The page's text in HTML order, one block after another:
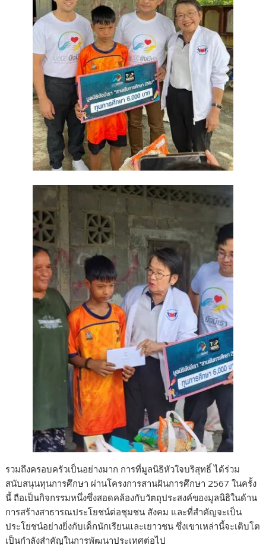
รวมถึงครอบครัวเป็นอย่างมาก การที่มูลนิธิหัวใจบริสุทธิ์ ได้ร่วม
สนับสนุนทุนการศึกษา ผ่านโครงการสานฝันการศึกษา 2567 ในครั้ง
นี้ ถือเป็นกิจกรรมหนึ่งซึ่งสอดคล้องกับวัตถุประสงค์ของมูลนิธิในด้าน
การสร้างสาธารณประโยชน์ต่อชุมชน สังคม และที่สำคัญจะเป็น
ประโยชน์อย่างยิ่งกับเด็กนักเรียนและเยาวชน ซึ่งเขาเหล่านี้จะเติบโต
เป็นกำลังสำคัญในการพัฒนาประเทศต่อไป